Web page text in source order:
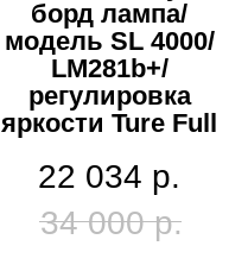
борд лампа/
модель SL 4000/
LM281b+/
регулировка
яркости Ture Full
22 034 р.
34 000 р.